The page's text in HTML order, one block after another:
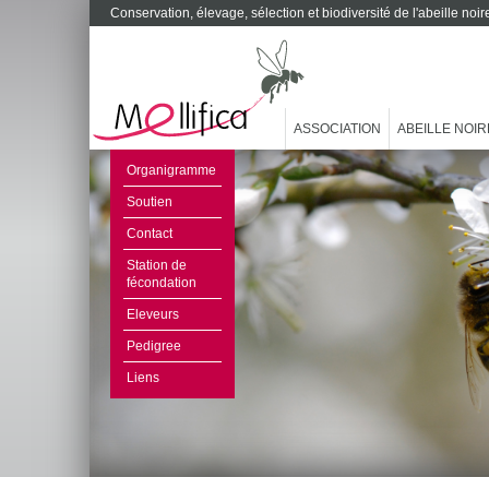
Conservation, élevage, sélection et biodiversité de l'abeille
ASSOCIATION ABEILLE
Organigramme
Soutien
Contact
Station de
fécondation
Eleveurs
Pedigree
Liens